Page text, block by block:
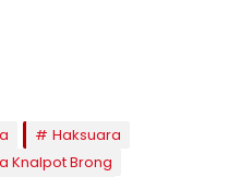
Haksuara
Knalpot Brong